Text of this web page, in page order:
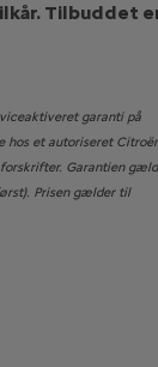
Tilbuddet
garanti på
hos et autoriseret
Garantien
Prisen gælder til